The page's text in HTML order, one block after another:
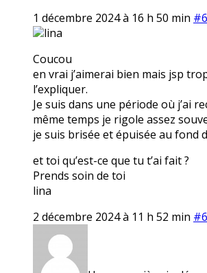
1 décembre 2024 à 16 h 50 min
lina
Coucou
en vrai j’aimerai bien mais jsp
l’expliquer.
Je suis dans une période où j’ai
même temps je rigole assez
je suis brisée et épuisée au fond
et toi qu’est-ce que tu t’ai fait ?
Prends soin de toi
lina
2 décembre 2024 à 11 h 52 min